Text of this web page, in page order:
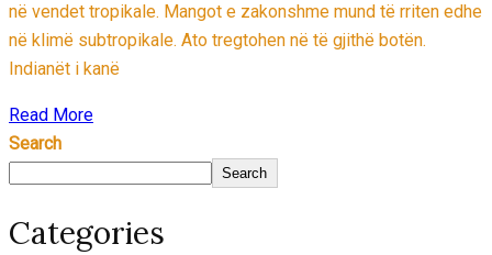
në vendet tropikale. Mangot e zakonshme mund të rriten edhe
në klimë subtropikale. Ato tregtohen në të gjithë botën.
Indianët i kanë
Read More
Search
Search
Categories